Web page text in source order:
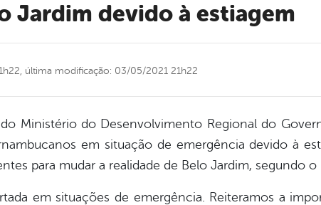
Jardim devido à estiagem
última modificação: 03/05/2021 21h22
Ministério do Desenvolvimento Regional do
em situação de emergência devido à
para mudar a realidade de Belo Jardim, segundo o
em situações de emergência. Reiteramos a